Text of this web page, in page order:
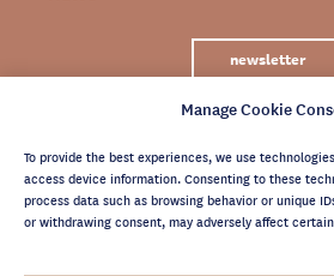
Manage Cookie
To provide the best experiences, we use
access device information. Consenting to these
process data such as browsing behavior or unique
or withdrawing consent, may adversely affect
newsletter